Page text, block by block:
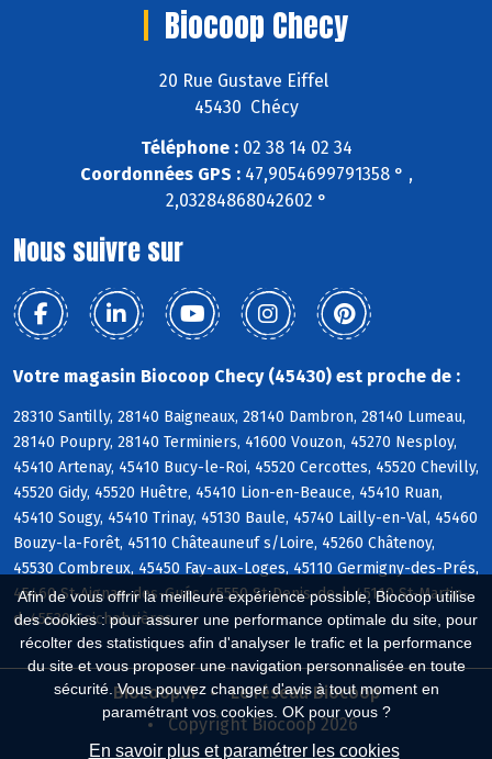
Afin de vous offrir la meilleure expérience possible, Biocoop utilise
des cookies : pour assurer une performance optimale du site, pour
récolter des statistiques afin d'analyser le trafic et la performance
du site et vous proposer une navigation personnalisée en toute
sécurité. Vous pouvez changer d'avis à tout moment en
paramétrant vos cookies. OK pour vous ?
En savoir plus et paramétrer les cookies
Biocoop Checy
20 Rue Gustave Eiffel
45430 Chécy
Téléphone :02 38 14 02 34
Coordonnées GPS :47,9054699791358 ° ,
2,03284868042602 °
Nous suivre sur
Votre magasin Biocoop Checy (45430) est proche de :
28310 Santilly, 28140 Baigneaux, 28140 Dambron, 28140 Lumeau,
28140 Poupry, 28140 Terminiers, 41600 Vouzon, 45270 Nesploy,
45410 Artenay, 45410 Bucy-le-Roi, 45520 Cercottes, 45520 Chevilly,
45520 Gidy, 45520 Huêtre, 45410 Lion-en-Beauce, 45410 Ruan,
45410 Sougy, 45410 Trinay, 45130 Baule, 45740 Lailly-en-Val, 45460
Bouzy-la-Forêt, 45110 Châteauneuf s/Loire, 45260 Châtenoy,
45530 Combreux, 45450 Fay-aux-Loges, 45110 Germigny-des-Prés,
45460 St-Aignan-des-Gués, 45550 St-Denis-de-l, 45110 St-Martin-
d, 45530 Seichebrières
Biocoop.fr
Le réseau Biocoop
Copyright Biocoop 2026